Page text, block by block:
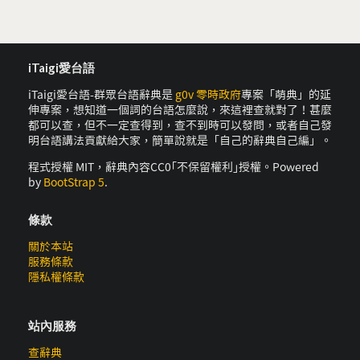
iTaigi愛台語
iTaigi愛台語-群眾台語辭典是 g0v 零時政府專案「萌典」的延
伸專案，想知道一個詞的台語怎麼說，來這裡查就對了！甚麼
都可以查，但不一定查得到，查不到時可以發問，或者自己發
明台語講法貢獻給大家，簡單說就是「自己的辭典自己編」。
程式授權 MIT，辭典內容CC0｢不保留權利｣授權。Powered
by BootStrap 5.
條款
關於本站
服務條款
隱私權條款
站內服務
查辭典